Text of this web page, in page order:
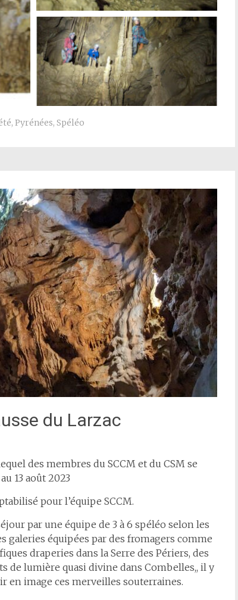
, Pyrénées, Spéléo
du Larzac
des membres du SCCM et du CSM se
13 août 2023
pour l’équipe SCCM.
par une équipe de 3 à 6 spéléo selon les
galeries équipées par des fromagers comme
draperies dans la Serre des Périers, des
de lumière quasi divine dans Combelles,, il y
en image ces merveilles souterraines.